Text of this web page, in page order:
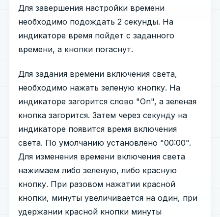
Для завершения настройки времени
необходимо подождать 2 секунды. На
индикаторе время пойдет с заданного
времени, а кнопки погаснут.
Для задания времени включения света,
необходимо нажать зеленую кнопку. На
индикаторе загорится слово "On", а зеленая
кнопка загорится. Затем через секунду на
индикаторе появится время включения
света. По умолчанию установлено "00:00".
Для изменения времени включения света
нажимаем либо зеленую, либо красную
кнопку. При разовом нажатии красной
кнопки, минуты увеличивается на один, при
удержании красной кнопки минуты